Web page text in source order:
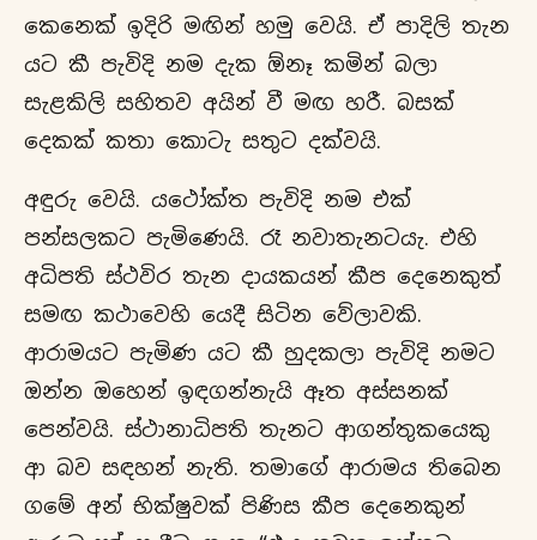
කෙනෙක් ඉදිරි මඟින් හමු වෙයි. ඒ පාදිලි තැන
යට කී පැවිදි නම දැක ඕනෑ කමින් බලා
සැළකිලි සහිතව අයින් වී මඟ හරී. බසක්
දෙකක් කතා කොටැ සතුට දක්වයි.
අඳුරු වෙයි. යථෝක්ත පැවිදි නම එක්
පන්සලකට පැමිණෙයි. රෑ නවාතැනටයැ. එහි
අධිපති ස්ථවිර තැන දායකයන් කීප දෙනෙකුත්
සමඟ කථාවෙහි යෙදී සිටින වේලාවකි.
ආරාමයට පැමිණ යට කී හුදකලා පැවිදි නමට
ඔන්න ඔහෙන් ඉඳගන්නැයි ඈත අස්සනක්
පෙන්වයි. ස්ථානාධිපති තැනට ආගන්තුකයෙකු
ආ බව සඳහන් නැති. තමාගේ ආරාමය තිබෙන
ගමේ අන් භික්ෂුවක් පිණිස කීප දෙනෙකුන්